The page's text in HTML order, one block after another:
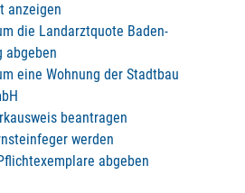
anzeigen
die Landarztquote Baden-
abgeben
eine Wohnung der Stadtbau
beantragen
werden
abgeben